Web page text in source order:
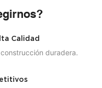
Calidad
duradera.